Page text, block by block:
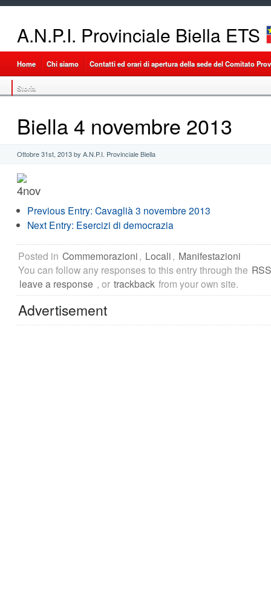
A.N.P.I. Provinciale Biella ETS
Home Chi siamo Contatti ed orari di apertura della sede del Comitato
Storia
Biella 4 novembre 2013
Ottobre 31st, 2013 by A.N.P.I. Provinciale Biella
Previous Entry: Cavaglià 3 novembre 2013
Next Entry: Esercizi di democrazia
Posted in Commemorazioni, Locali, Manifestazioni
You can follow any responses to this entry through the
leave a response , or trackback from your own site.
Advertisement